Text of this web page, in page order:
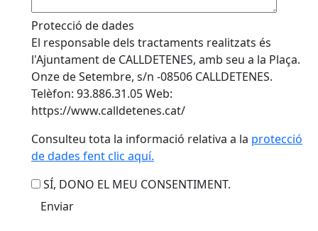
Protecció de dades
El responsable dels tractaments realitzats és
l'Ajuntament de CALLDETENES, amb seu a la Plaça.
Onze de Setembre, s/n -08506 CALLDETENES.
Telèfon: 93.886.31.05 Web:
https://www.calldetenes.cat/
Consulteu tota la informació relativa a la protecció
de dades fent clic aquí.
SÍ, DONO EL MEU CONSENTIMENT.